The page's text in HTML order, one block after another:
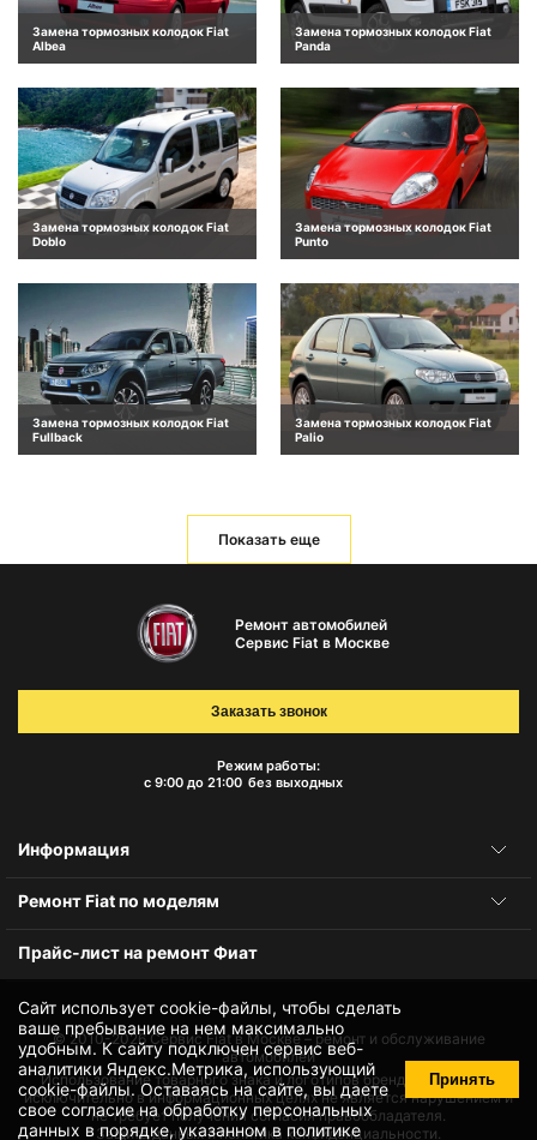
Замена тормозных колодок Fiat
Albea
Замена тормозных колодок Fiat
Panda
Замена тормозных колодок Fiat
Doblo
Замена тормозных колодок Fiat
Punto
Замена тормозных колодок Fiat
Fullback
Замена тормозных колодок Fiat
Palio
Показать еще
Сайт использует cookie-файлы, чтобы сделать
ваше пребывание на нем максимально
удобным. К cайту подключен сервис веб-
аналитики Яндекс.Метрика, использующий
cookie-файлы. Оставаясь на сайте, вы даете
своесогласие на обработку персональных
данных в порядке, указанном в политике
Принять
Ремонт автомобилей
Сервис Fiat в Москве
Режим работы:
с 9:00 до 21:00 без выходных
Заказать звонок
Информация
Ремонт Fiat по моделям
Прайс-лист на ремонт Фиат
© 2010-2026Сервис Fiat в Москве – ремонт и обслуживание
автомобилей
Использование товарного знака и логотипов бренда происходит
исключительно в информационных целях не является нарушением и
не требует получения согласия правообладателя.
Защита данных и политика конфиденциальности.